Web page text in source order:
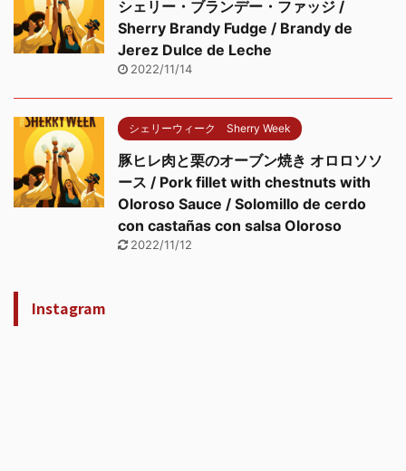
シェリー・ブランデー・ファッジ /
Sherry Brandy Fudge / Brandy de
Jerez Dulce de Leche
2022/11/14
シェリーウィーク Sherry Week
豚ヒレ肉と栗のオーブン焼き オロロソソ
ース / Pork fillet with chestnuts with
Oloroso Sauce / Solomillo de cerdo
con castañas con salsa Oloroso
2022/11/12
Instagram